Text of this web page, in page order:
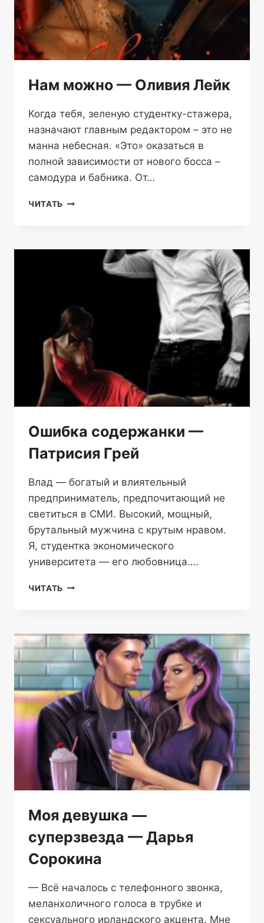
Нам можно — Оливия Лейк
Когда тебя, зеленую студентку-стажера,
назначают главным редактором – это не
манна небесная. «Это» оказаться в
полной зависимости от нового босса –
самодура и бабника. От…
ЧИТАТЬ НАМ
ЛЕЙК
Ошибка содержанки —
Патрисия Грей
Влад — богатый и влиятельный
предприниматель, предпочитающий не
светиться в СМИ. Высокий, мощный,
брутальный мужчина с крутым нравом.
Я, студентка экономического
университета — его любовница….
ЧИТАТЬ ОШИБКА
ГРЕЙ
Моя девушка —
суперзвезда — Дарья
Сорокина
— Всё началось с телефонного звонка,
меланхоличного голоса в трубке и
сексуального ирландского акцента. Мне